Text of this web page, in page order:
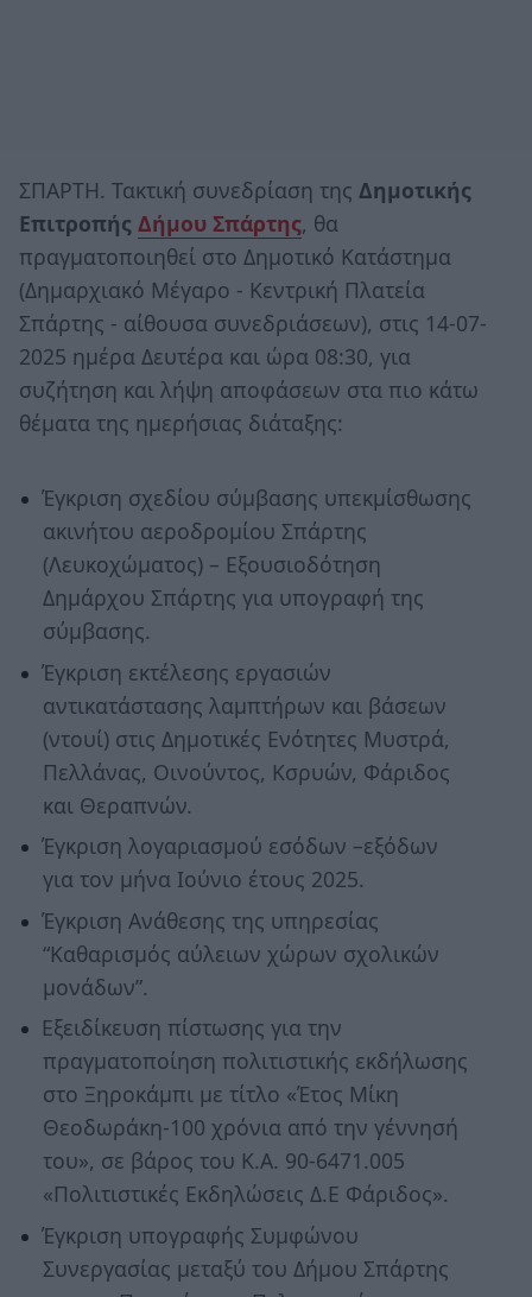
ΣΠΑΡΤΗ. Τακτική συνεδρίαση της Δημοτικής
Επιτροπής Δήμου Σπάρτης, θα
πραγματοποιηθεί στο Δημοτικό Κατάστημα
(Δημαρχιακό Μέγαρο - Κεντρική Πλατεία
Σπάρτης - αίθουσα συνεδριάσεων), στις 14-07-
2025 ημέρα Δευτέρα και ώρα 08:30, για
συζήτηση και λήψη αποφάσεων στα πιο κάτω
θέματα της ημερήσιας διάταξης:
Έγκριση σχεδίου σύμβασης υπεκμίσθωσης
ακινήτου αεροδρομίου Σπάρτης
(Λευκοχώματος) – Εξουσιοδότηση
Δημάρχου Σπάρτης για υπογραφή της
σύμβασης.
Έγκριση εκτέλεσης εργασιών
αντικατάστασης λαμπτήρων και βάσεων
(ντουί) στις Δημοτικές Ενότητες Μυστρά,
Πελλάνας, Οινούντος, Κσρυών, Φάριδος
και Θεραπνών.
Έγκριση λογαριασμού εσόδων –εξόδων
για τον μήνα Ιούνιο έτους 2025.
Έγκριση Ανάθεσης της υπηρεσίας
“Καθαρισμός αύλειων χώρων σχολικών
μονάδων”.
Εξειδίκευση πίστωσης για την
πραγματοποίηση πολιτιστικής εκδήλωσης
στο Ξηροκάμπι με τίτλο «Έτος Μίκη
Θεοδωράκη-100 χρόνια από την γέννησή
του», σε βάρος του Κ.Α. 90-6471.005
«Πολιτιστικές Εκδηλώσεις Δ.Ε Φάριδος».
Έγκριση υπογραφής Συμφώνου
Συνεργασίας μεταξύ του Δήμου Σπάρτης